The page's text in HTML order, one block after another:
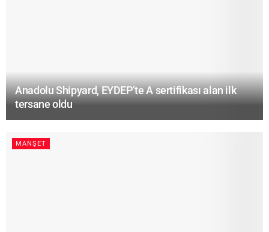
Anadolu Shipyard, EYDEP’te A sertifikası alan ilk
tersane oldu
MANŞET